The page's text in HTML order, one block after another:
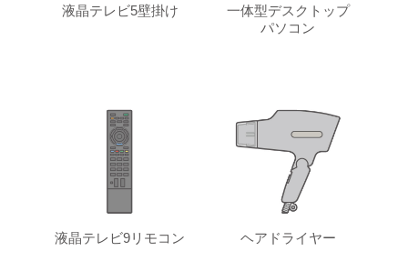
液晶テレビ5壁掛け
一体型デスクトップ
パソコン
液晶テレビ9リモコン ヘアドライヤー